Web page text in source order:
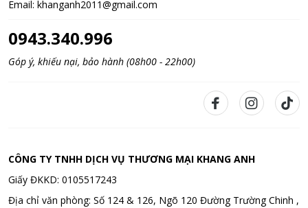
Email: khanganh2011@gmail.com
0943.340.996
Góp ý, khiếu nại, bảo hành (08h00 - 22h00)
CÔNG TY TNHH DỊCH VỤ THƯƠNG MẠI KHANG ANH
Giấy ĐKKD: 0105517243
Địa chỉ văn phòng: Số 124 & 126, Ngõ 120 Đường Trường Chinh ,